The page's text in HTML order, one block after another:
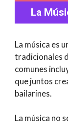
La
La música es
tradicionales
comunes
que juntos
bailarines.
La música no